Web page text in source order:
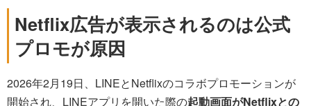
Netflix広告が表示されるのは公式
プロモが原因
2026年2月19日、LINEとNetflixのコラボプロモーションが
開始され、LINEアプリを開いた際の起動画面がNetflixとの